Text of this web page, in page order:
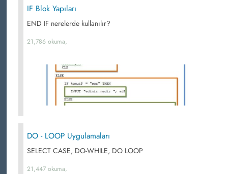
IF Blok Yapıları
END IF nerelerde kullanılır?
21,786 okuma,
DO - LOOP Uygulamaları
SELECT CASE, DO-WHILE, DO LOOP
21,447 okuma,